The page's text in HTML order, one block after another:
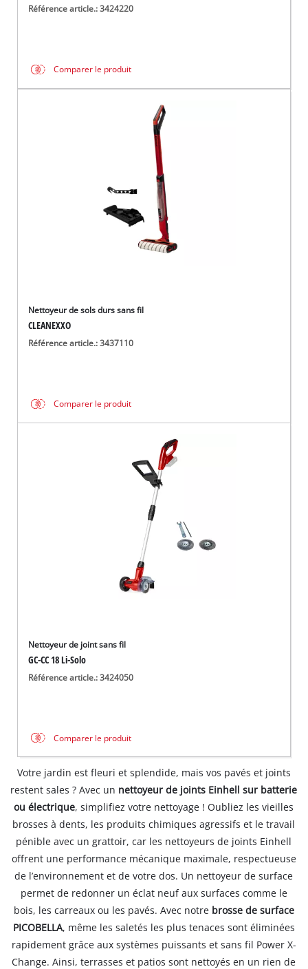
Référence article.: 3424220
Comparer le produit
Nettoyeur de sols durs sans fil
CLEANEXXO
Référence article.: 3437110
Comparer le produit
Nettoyeur de joint sans fil
GC-CC 18 Li-Solo
Référence article.: 3424050
Comparer le produit
Votre jardin est fleuri et splendide, mais vos pavés et joints
restent sales ? Avec un nettoyeur de joints Einhell sur batterie
ou électrique, simplifiez votre nettoyage ! Oubliez les vieilles
brosses à dents, les produits chimiques agressifs et le travail
pénible avec un grattoir, car les nettoyeurs de joints Einhell
offrent une performance mécanique maximale, respectueuse
de l’environnement et de votre dos. Un nettoyeur de surface
permet de redonner un éclat neuf aux surfaces comme le
bois, les carreaux ou les pavés. Avec notre brosse de surface
PICOBELLA, même les saletés les plus tenaces sont éliminées
rapidement grâce aux systèmes puissants et sans fil Power X-
Change. Ainsi, terrasses et patios sont nettoyés en un rien de